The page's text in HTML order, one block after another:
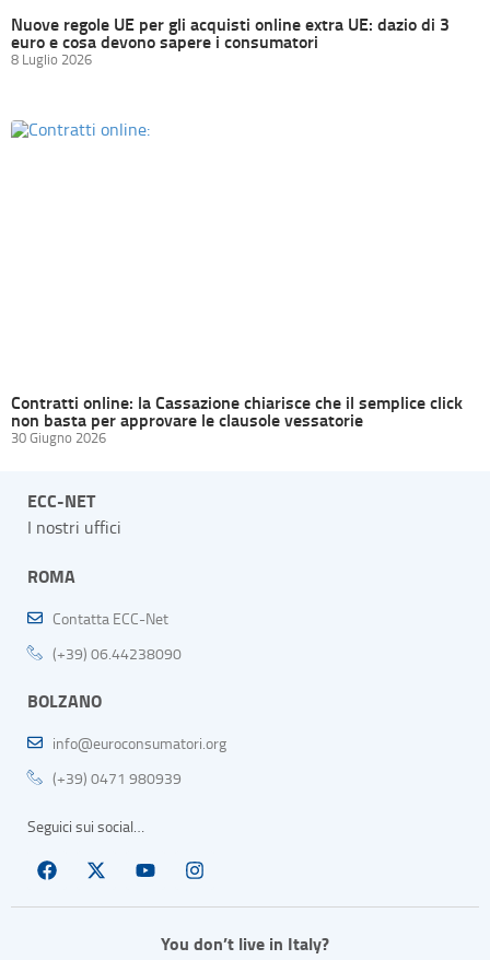
Nuove regole UE per gli acquisti online extra UE: dazio di 3
euro e cosa devono sapere i consumatori
8 Luglio 2026
Contratti online: la Cassazione chiarisce che il semplice click
non basta per approvare le clausole vessatorie
30 Giugno 2026
ECC-NET
I nostri uffici
ROMA
Contatta ECC-Net
(+39) 06.44238090
BOLZANO
info@euroconsumatori.org
(+39) 0471 980939
Seguici sui social…
You don’t live in Italy?